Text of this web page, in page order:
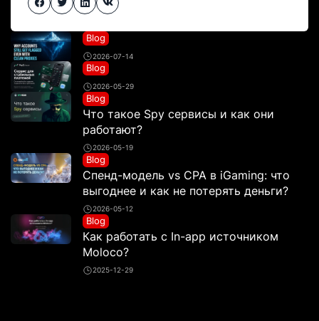
Blog
2026-07-14
Blog
2026-05-29
Blog
Что такое Spy сервисы и как они
работают?
2026-05-19
Blog
Спенд-модель vs CPA в iGaming: что
выгоднее и как не потерять деньги?
2026-05-12
Blog
Как работать с In-app источником
Moloco?
2025-12-29